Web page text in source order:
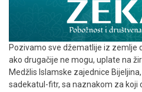
Pozivamo sve džematlije iz zemlje
ako drugačije ne mogu, uplate na
Medžlis Islamske zajednice
sadekatul-fitr, sa naznakom za koji